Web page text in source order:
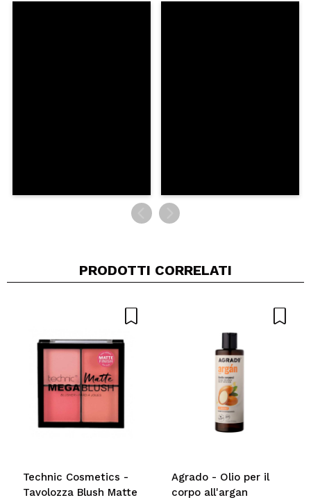
PRODOTTI CORRELATI
Technic Cosmetics -
Tavolozza Blush Matte
Agrado - Olio per il
corpo all'argan